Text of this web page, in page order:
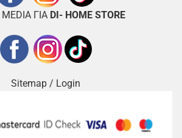
ΓΙΑ DI- HOME STORE
Sitemap / Login